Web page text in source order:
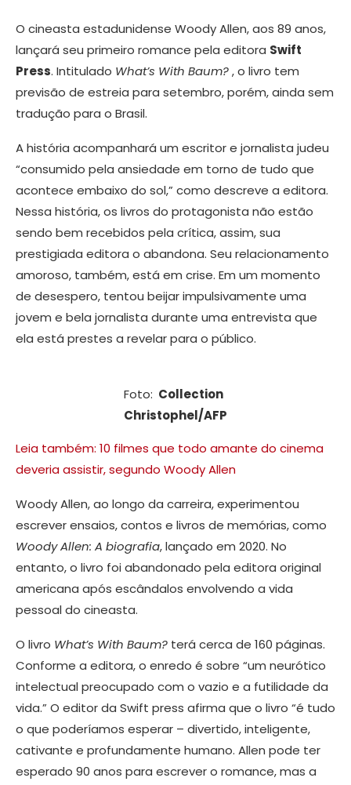
O cineasta estadunidense Woody Allen, aos 89 anos,
lançará seu primeiro romance pela editora Swift
Press. Intitulado What’s With Baum?, o livro tem
previsão de estreia para setembro, porém, ainda sem
tradução para o Brasil.
A história acompanhará um escritor e jornalista judeu
“consumido pela ansiedade em torno de tudo que
acontece embaixo do sol,” como descreve a editora.
Nessa história, os livros do protagonista não estão
sendo bem recebidos pela crítica, assim, sua
prestigiada editora o abandona. Seu relacionamento
amoroso, também, está em crise. Em um momento
de desespero, tentou beijar impulsivamente uma
jovem e bela jornalista durante uma entrevista que
ela está prestes a revelar para o público.
Foto: Collection
Christophel/AFP
Leia também: 10 filmes que todo amante do cinema
deveria assistir, segundo Woody Allen
Woody Allen, ao longo da carreira, experimentou
escrever ensaios, contos e livros de memórias, como
Woody Allen: A biografia, lançado em 2020. No
entanto, o livro foi abandonado pela editora original
americana após escândalos envolvendo a vida
pessoal do cineasta.
O livro What’s With Baum? terá cerca de 160 páginas.
Conforme a editora, o enredo é sobre “um neurótico
intelectual preocupado com o vazio e a futilidade da
vida.” O editor da Swift press afirma que o livro “é tudo
o que poderíamos esperar – divertido, inteligente,
cativante e profundamente humano. Allen pode ter
esperado 90 anos para escrever o romance, mas a